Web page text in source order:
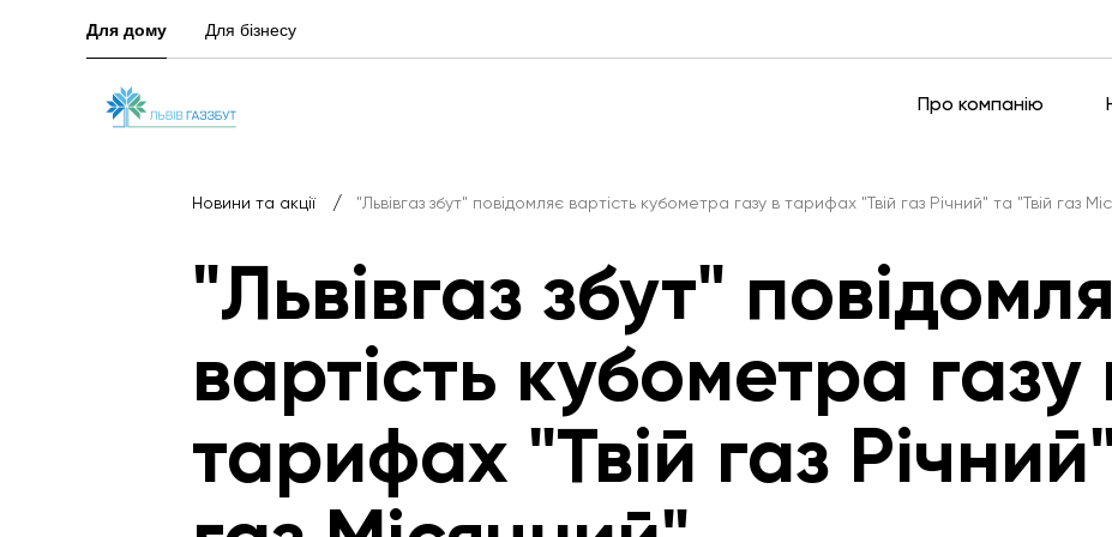
Для дому Для бізнесу
Про компанію
Новини та акції / "Львівгаз збут" повідомляє вартість кубометра газу в тарифах "Твій газ Річний" та "Твій газ
"Львівгаз збут"
вартість кубометра газу
тарифах "Твій газ